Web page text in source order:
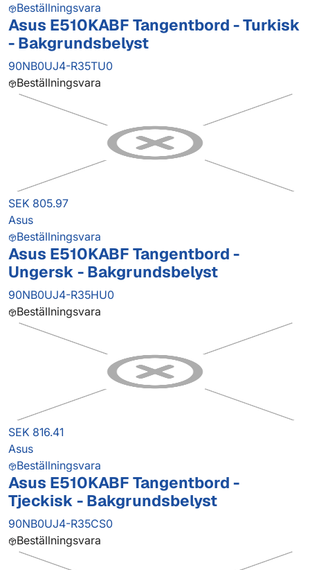
Beställningsvara
Asus E510KABF Tangentbord - Turkisk
- Bakgrundsbelyst
90NB0UJ4-R35TU0
Beställningsvara
SEK 805.97
Asus
Beställningsvara
Asus E510KABF Tangentbord -
Ungersk - Bakgrundsbelyst
90NB0UJ4-R35HU0
Beställningsvara
SEK 816.41
Asus
Beställningsvara
Asus E510KABF Tangentbord -
Tjeckisk - Bakgrundsbelyst
90NB0UJ4-R35CS0
Beställningsvara